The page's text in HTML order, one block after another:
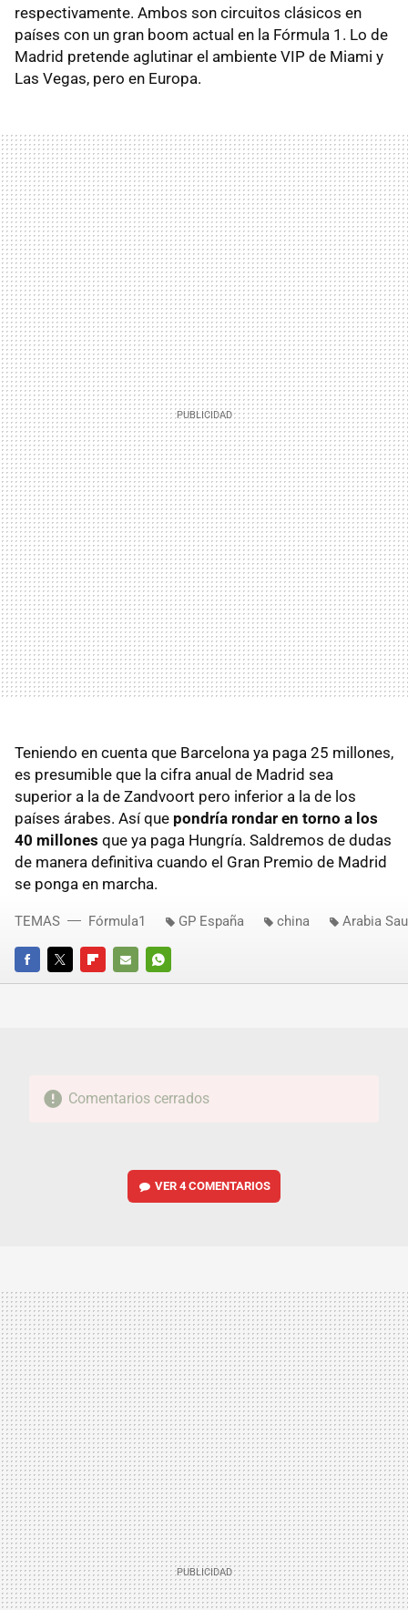
respectivamente. Ambos son circuitos clásicos en
países con un gran boom actual en la Fórmula 1. Lo de
Madrid pretende aglutinar el ambiente VIP de Miami y
Las Vegas, pero en Europa.
Teniendo en cuenta que Barcelona ya paga 25 millones,
es presumible que la cifra anual de Madrid sea
superior a la de Zandvoort pero inferior a la de los
países árabes. Así que pondría rondar en torno a los
40 millones que ya paga Hungría. Saldremos de dudas
de manera definitiva cuando el Gran Premio de Madrid
se ponga en marcha.
FACEBOOKTWITTERFLIPBOARD
E-
WHATSAPP
TEMAS Fórmula1 GP España china Arabia
Comentarios cerrados
VER4 COMENTARIOS